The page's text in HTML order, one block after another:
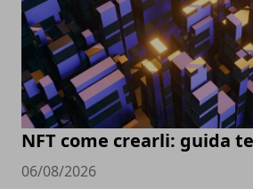
NFT come crearli: guida
06/08/2026